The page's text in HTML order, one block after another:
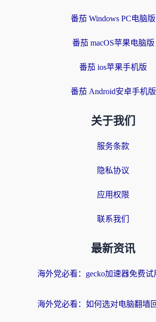
番茄 Windows PC电脑版
番茄 macOS苹果电脑版
番茄 ios苹果手机版
番茄 Android安卓手机版
关于我们
服务条款
隐私协议
应用权限
联系我们
最新资讯